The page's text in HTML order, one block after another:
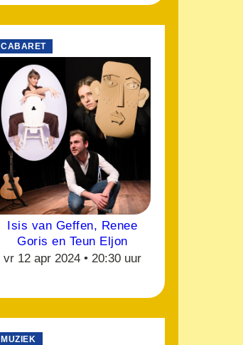
CABARET
Isis van Geffen, Renee
Goris en Teun Eljon
vr 12 apr 2024 • 20:30 uur
MUZIEK